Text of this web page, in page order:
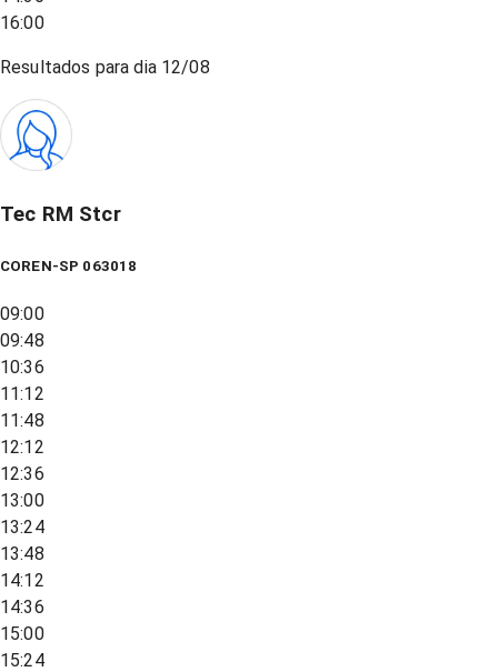
16:00
Resultados para dia 12/08
Tec RM Stcr
COREN-SP 063018
09:00
09:48
10:36
11:12
11:48
12:12
12:36
13:00
13:24
13:48
14:12
14:36
15:00
15:24